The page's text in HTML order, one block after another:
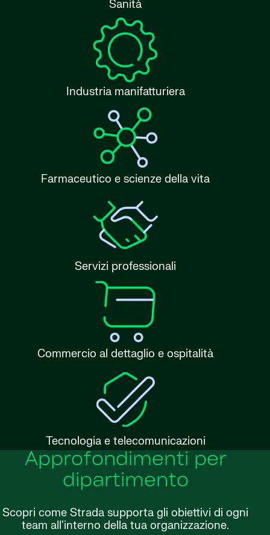
Sanità
Industria manifatturiera
Farmaceutico e scienze della vita
Servizi professionali
Commercio al dettaglio e ospitalità
Tecnologia e telecomunicazioni
Approfondimenti per
dipartimento
Scopri come Strada supporta gli obiettivi di ogni
team all'interno della tua organizzazione.